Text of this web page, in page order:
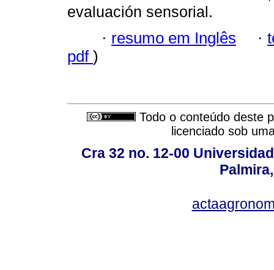
evaluación sensorial.
· resumo em Inglês ·
pdf )
Todo o conteúdo deste
licenciado sob
Cra 32 no. 12-00